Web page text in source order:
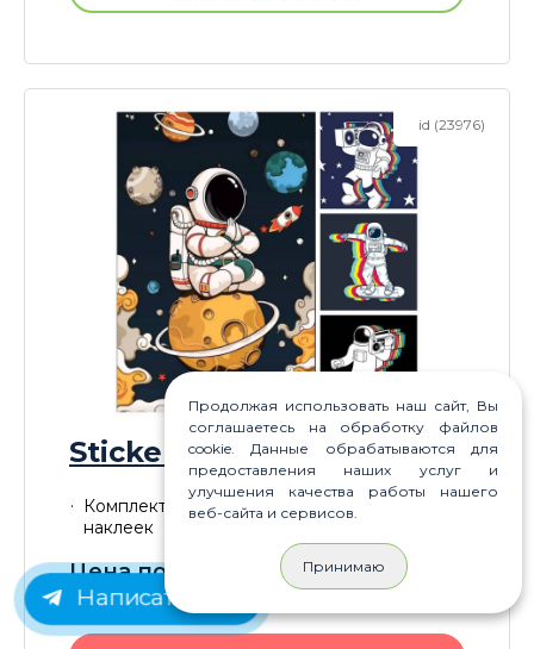
id (23976)
Sticker Pack Astronaut
Комплект качественных дизайнерских
наклеек
Цена по акции для Вас:250 P
Старая цена:
Написать нам
Продолжая использовать наш сайт, Вы
соглашаетесь на обработку файлов
cookie. Данные обрабатываются для
предоставления наших услуг и
улучшения качества работы нашего
веб-сайта и сервисов.
Принимаю